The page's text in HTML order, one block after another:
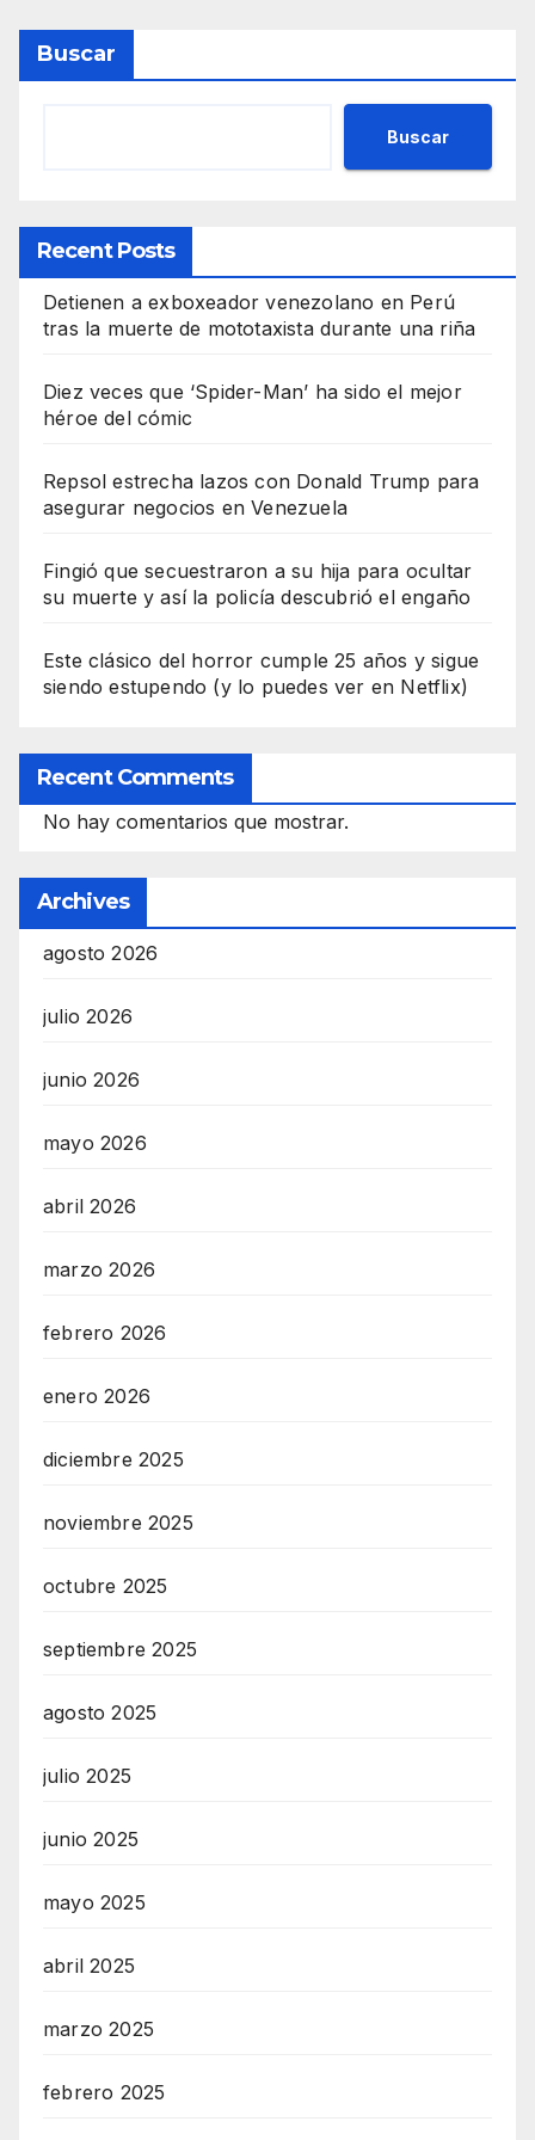
Buscar
Buscar
Recent Posts
Detienen a exboxeador venezolano en Perú
tras la muerte de mototaxista durante una riña
Diez veces que ‘Spider-Man’ ha sido el mejor
héroe del cómic
Repsol estrecha lazos con Donald Trump para
asegurar negocios en Venezuela
Fingió que secuestraron a su hija para ocultar
su muerte y así la policía descubrió el engaño
Este clásico del horror cumple 25 años y sigue
siendo estupendo (y lo puedes ver en Netflix)
Recent Comments
No hay comentarios que mostrar.
Archives
agosto 2026
julio 2026
junio 2026
mayo 2026
abril 2026
marzo 2026
febrero 2026
enero 2026
diciembre 2025
noviembre 2025
octubre 2025
septiembre 2025
agosto 2025
julio 2025
junio 2025
mayo 2025
abril 2025
marzo 2025
febrero 2025